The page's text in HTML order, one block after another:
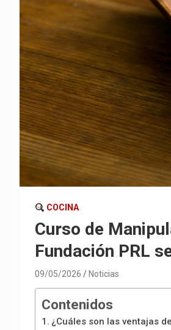
COCINA
Curso de
Fundación PRL
09/05/2026 Noticias
Contenidos
¿Cuáles son las ventajas